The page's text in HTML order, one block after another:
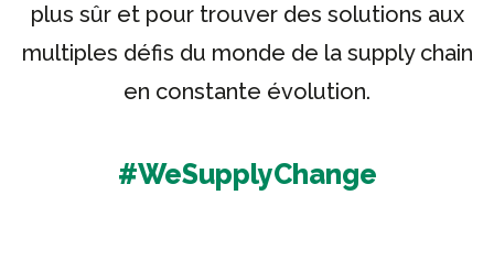
plus sûr et pour trouver des solutions aux
multiples défis du monde de la supply chain
en constante évolution.
#WeSupplyChange